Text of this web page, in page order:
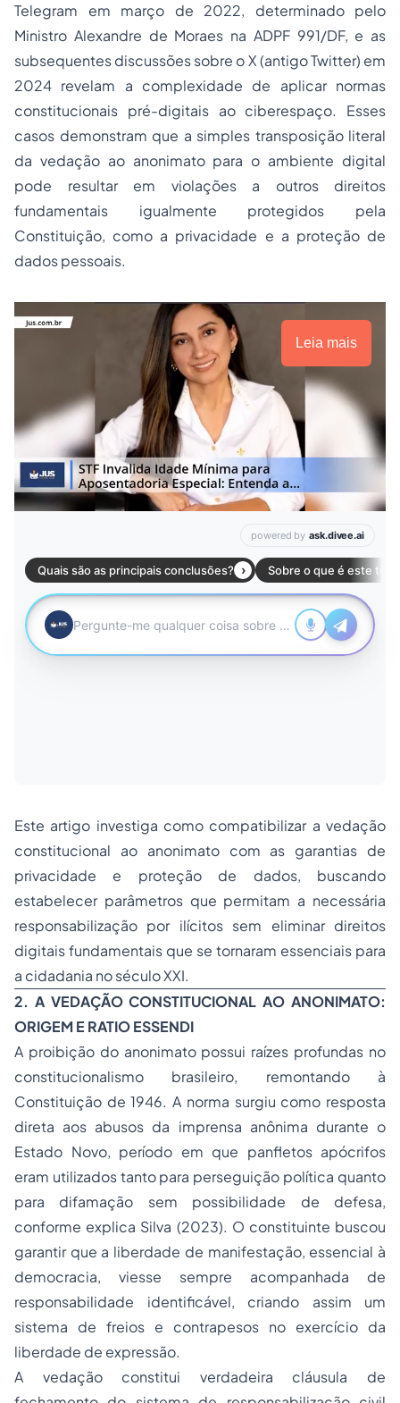
Telegram em março de 2022, determinado pelo
Ministro Alexandre de Moraes na ADPF 991/DF, e as
subsequentes discussões sobre o X (antigo Twitter) em
2024 revelam a complexidade de aplicar normas
constitucionais pré-digitais ao ciberespaço. Esses
casos demonstram que a simples transposição literal
da vedação ao anonimato para o ambiente digital
pode resultar em violações a outros direitos
fundamentais igualmente protegidos pela
Constituição, como a privacidade e a proteção de
dados pessoais.
Leia mais
Este artigo investiga como compatibilizar a vedação
constitucional ao anonimato com as garantias de
privacidade e proteção de dados, buscando
estabelecer parâmetros que permitam a necessária
responsabilização por ilícitos sem eliminar direitos
digitais fundamentais que se tornaram essenciais para
a cidadania no século XXI.
2. A VEDAÇÃO CONSTITUCIONAL AO ANONIMATO:
ORIGEM E RATIO ESSENDI
A proibição do anonimato possui raízes profundas no
constitucionalismo brasileiro, remontando à
Constituição de 1946. A norma surgiu como resposta
direta aos abusos da imprensa anônima durante o
Estado Novo, período em que panfletos apócrifos
eram utilizados tanto para perseguição política quanto
para difamação sem possibilidade de defesa,
conforme explica Silva (2023). O constituinte buscou
garantir que a liberdade de manifestação, essencial à
democracia, viesse sempre acompanhada de
responsabilidade identificável, criando assim um
sistema de freios e contrapesos no exercício da
liberdade de expressão.
A vedação constitui verdadeira cláusula de